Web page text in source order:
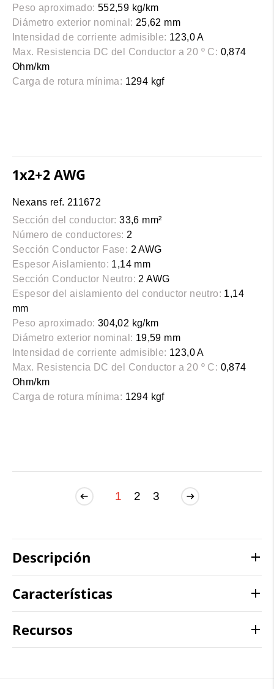
Peso aproximado: 552,59 kg/km
Diámetro exterior nominal: 25,62 mm
Intensidad de corriente admisible: 123,0 A
Max. Resistencia DC del Conductor a 20 º C: 0,874
Ohm/km
Carga de rotura mínima: 1294 kgf
1x2+2 AWG
Nexans ref. 211672
Sección del conductor: 33,6 mm²
Número de conductores: 2
Sección Conductor Fase: 2 AWG
Espesor Aislamiento: 1,14 mm
Sección Conductor Neutro: 2 AWG
Espesor del aislamiento del conductor neutro: 1,14
mm
Peso aproximado: 304,02 kg/km
Diámetro exterior nominal: 19,59 mm
Intensidad de corriente admisible: 123,0 A
Max. Resistencia DC del Conductor a 20 º C: 0,874
Ohm/km
Carga de rotura mínima: 1294 kgf
1 2 3
Descripción
Características
Recursos